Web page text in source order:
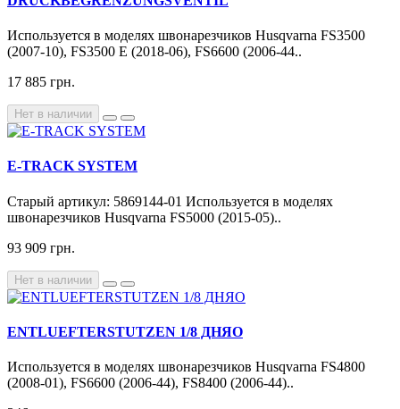
Используется в моделях швонарезчиков Husqvarna FS3500
(2007-10), FS3500 E (2018-06), FS6600 (2006-44..
17 885 грн.
Нет в наличии
E-TRACK SYSTEM
Старый артикул: 5869144-01 Используется в моделях
швонарезчиков Husqvarna FS5000 (2015-05)..
93 909 грн.
Нет в наличии
ENTLUEFTERSTUTZEN 1/8 ДНЯО
Используется в моделях швонарезчиков Husqvarna FS4800
(2008-01), FS6600 (2006-44), FS8400 (2006-44)..